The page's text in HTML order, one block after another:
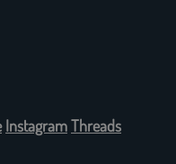
InstagramThreads